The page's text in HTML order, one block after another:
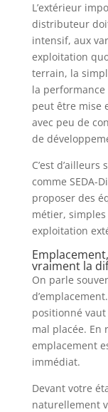
L’extérieur
distributeur
intensif, aux
exploitation
terrain, la
la
peut être mise
avec peu de
de
C’est
comme SEDA-
proposer des
métier,
exploitation
vraiment la
On parle
positionné
mal placée. En
emplacement
immédiat.
Devant votre
naturellement